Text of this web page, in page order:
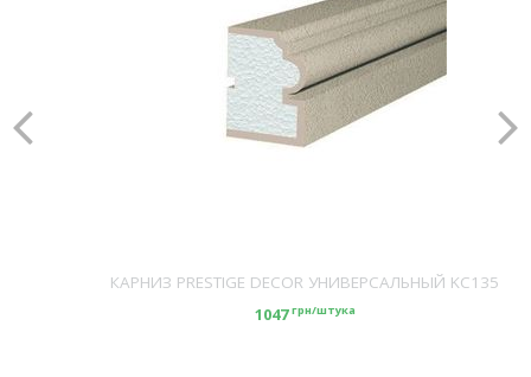
КАРНИЗ PRESTIGE DECOR УНИВЕРСАЛЬНЫЙ KC135
1047грн/штука